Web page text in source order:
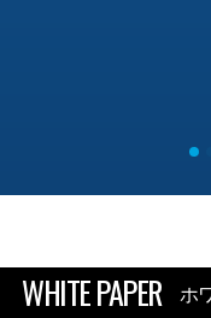
WHITE PAPER ホ